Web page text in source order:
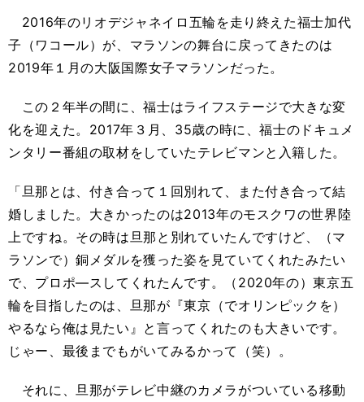
2016年のリオデジャネイロ五輪を走り終えた福士加代
子（ワコール）が、マラソンの舞台に戻ってきたのは
2019年１月の大阪国際女子マラソンだった。
この２年半の間に、福士はライフステージで大きな変
化を迎えた。 2017年３月、 35歳の時に、福士のドキュメ
ンタリー番組の取材をしていたテレビマンと入籍した。
「旦那とは、付き合って１回別れて、また付き合って結
婚しました。大きかったのは2013年のモスクワの世界陸
上ですね。その時は旦那と別れていたんですけど、（マ
ラソンで）銅メダルを獲った姿を見ていてくれたみたい
で、プロポ―スしてくれたんです。（ 2020年の）東京五
輪を目指したのは、旦那が『東京（でオリンピックを）
やるなら俺は見たい』と言ってくれたのも大きいです。
じゃー、最後までもがいてみるかって（笑）。
それに、旦那がテレビ中継のカメラがついている移動